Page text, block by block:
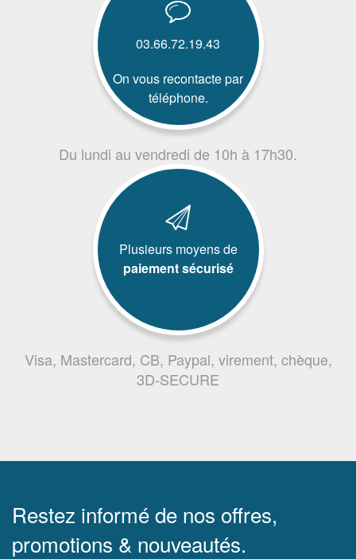
03.66.72.19.43
On vous recontacte par
téléphone.
Du lundi au vendredi de 10h à 17h30.
Plusieurs moyens de
paiement sécurisé
Visa, Mastercard, CB, Paypal, virement, chèque,
3D-SECURE
Restez informé de nos offres,
promotions & nouveautés.